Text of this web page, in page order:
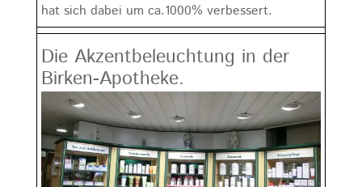
hat sich dabei um ca.1000% verbessert.
Die Akzentbeleuchtung in der
Birken-Apotheke.